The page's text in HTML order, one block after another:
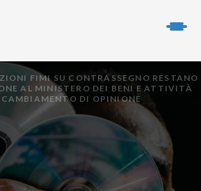
FIMI SU CONTRASSEGNO RESTANO
AL MINISTERO DEI BENI E ATTIVITÀ
CAMBIAMENTO DI OPINIONE